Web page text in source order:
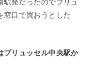
窓口で買おうとした
ブリュッセル中央駅か